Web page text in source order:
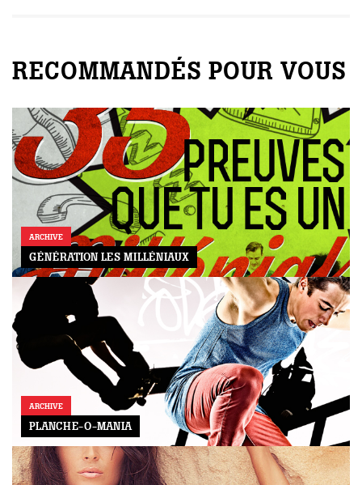
RECOMMANDÉS POUR VOUS
ARCHIVE
GÉNÉRATION LES MILLÉNIAUX
ARCHIVE
PLANCHE-O-MANIA